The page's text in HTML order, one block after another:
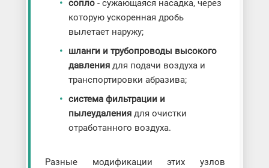
сопло - сужающаяся насадка, через
которую ускоренная дробь
вылетает наружу;
шланги и трубопроводы высокого
давлениядля подачи воздуха и
транспортировки абразива;
система фильтрации и
пылеудалениядля очистки
отработанного воздуха.
Разные модификации этих узлов